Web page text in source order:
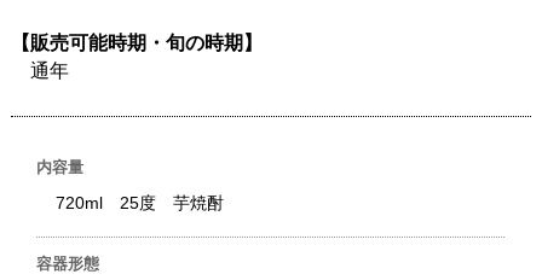
【販売可能時期・旬の時期】
通年
内容量
720ml 25度 芋焼酎
容器形態